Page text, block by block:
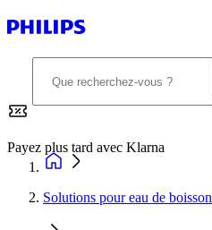
Payez plus tard avec Klarna
Solutions pour eau de boisson